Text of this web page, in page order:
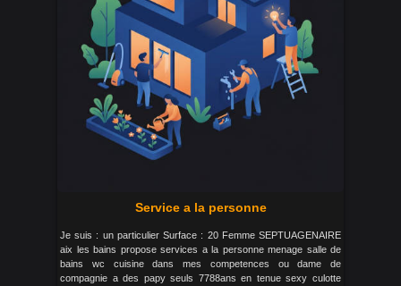
Service a la personne
Je suis : un particulier Surface : 20 Femme SEPTUAGENAIRE
aix les bains propose services a la personne menage salle de
bains wc cuisine dans mes competences ou dame de
compagnie a des papy seuls 7788ans en tenue sexy culotte